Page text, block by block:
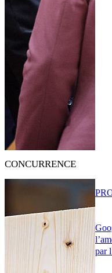
CONCURRENCE
par